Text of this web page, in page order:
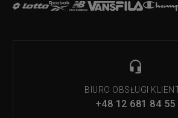
BIURO OBSŁUGI
+48 12 681 84 55